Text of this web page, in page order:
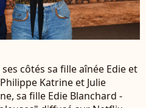
côtés sa fille aînée Edie et
Katrine et Julie
sa fille Edie Blanchard -